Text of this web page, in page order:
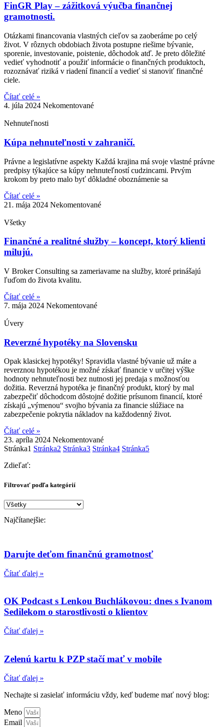
FinGR Play – zážitková výučba finančnej
gramotnosti.
Otázkami financovania vlastných cieľov sa zaoberáme po celý
život. V rôznych obdobiach života postupne riešime bývanie,
sporenie, investovanie, poistenie, dôchodok atď. Je preto dôležité
vedieť vyhodnotiť a použiť informácie o finančných produktoch,
rozoznávať riziká v riadení financií a vedieť si stanoviť finančné
ciele.
Čítať celé »
4. júla 2024 Nekomentované
Nehnuteľnosti
Kúpa nehnuteľnosti v zahraničí.
Právne a legislatívne aspekty Každá krajina má svoje vlastné právne
predpisy týkajúce sa kúpy nehnuteľností cudzincami. Prvým
krokom by preto malo byť dôkladné oboznámenie sa
Čítať celé »
21. mája 2024 Nekomentované
Všetky
Finančné a realitné služby – koncept, ktorý klienti
milujú.
V Broker Consulting sa zameriavame na služby, ktoré prinášajú
ľuďom do života kvalitu.
Čítať celé »
7. mája 2024 Nekomentované
Úvery
Reverzné hypotéky na Slovensku
Opak klasickej hypotéky! Spravidla vlastné bývanie už máte a
reverznou hypotékou je možné získať financie v určitej výške
hodnoty nehnuteľnosti bez nutnosti jej predaja s možnosťou
dožitia. Reverzná hypotéka je finančný produkt, ktorý by mal
zabezpečiť dôchodcom dôstojné dožitie prísunom financií, ktoré
získajú „výmenou“ svojho bývania za financie slúžiace na
zabezpečenie pokrytia nákladov na každodenný život.
Čítať celé »
23. apríla 2024 Nekomentované
Stránka1 Stránka2 Stránka3 Stránka4 Stránka5
Zdieľať:
Filtrovať podľa kategórií
Filtrovať
kategórií
Najčítanejšie:
Darujte deťom finančnú gramotnosť
Čítať ďalej »
OK Podcast s Lenkou Buchlákovou: dnes s Ivanom
Sedilekom o starostlivosti o klientov
Čítať ďalej »
Zelenú kartu k PZP stačí mať v mobile
Čítať ďalej »
Nechajte si zasielať informáciu vždy, keď budeme mať nový blog:
Meno
Email